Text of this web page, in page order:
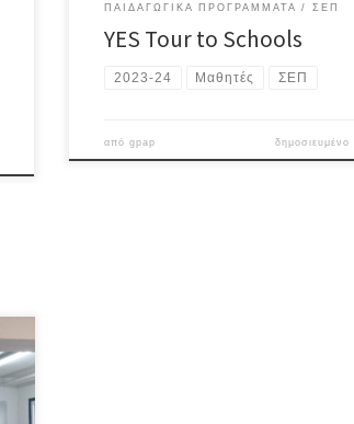
ΠΑΙΔΑΓΩΓΙΚΆ ΠΡΟΓΡΆΜΜΑΤΑ
ΣΕΠ
YES Tour to Schools
2023-24 Μαθητές ΣΕΠ
απόgpap δημοσιευμένο